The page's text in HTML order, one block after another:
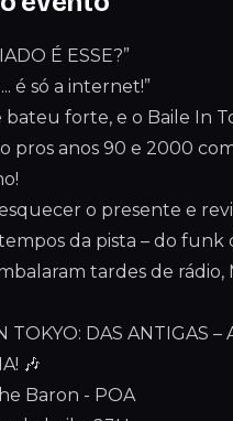
É ESSE?”
é só a internet!”
bateu forte, e o Baile In
pros anos 90 e 2000
o presente e
da pista – do funk
tardes de rádio,
TOKYO: DAS ANTIGAS –
🎶
Baron - POA